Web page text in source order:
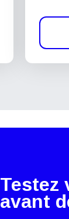
Testez
avant